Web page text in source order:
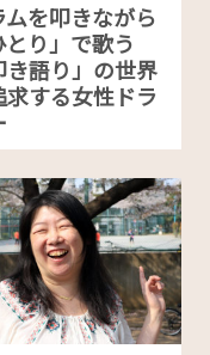
ムを叩きながら
とり」で歌う
き語り」の世界
求する女性ドラ